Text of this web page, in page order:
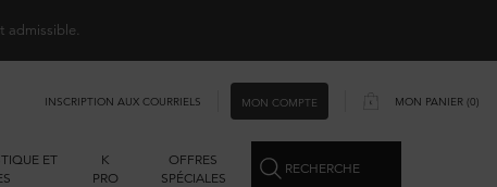
admissible.
INSCRIPTION AUX COURRIELS MON COMPTE MON PANIER 0
0 PRODUCT IN CART
ET
K
PRO
OFFRES
SPÉCIALES
RECHERCHE